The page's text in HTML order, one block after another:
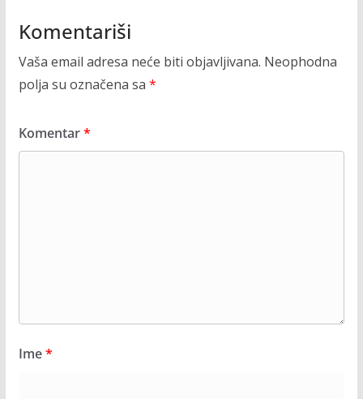
Komentariši
Vaša email adresa neće biti objavljivana. Neophodna
polja su označena sa *
Komentar*
Ime*